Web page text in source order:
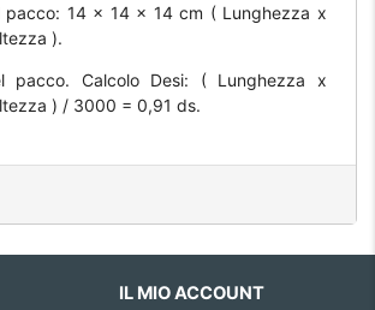
pacco: 14 x 14 x 14 cm ( Lunghezza x
).
pacco. Calcolo Desi: ( Lunghezza x
) / 3000 = 0,91 ds.
IL MIO ACCOUNT